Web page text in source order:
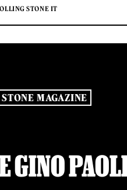
STONE IT
MAGAZINE
GINO